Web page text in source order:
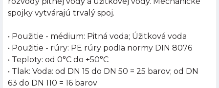
spojky vytvárajú trvalý spoj.
• Použitie - médium: Pitná voda; Úžitková voda
• Použitie - rúry: PE rúry podľa normy DIN 8076
• Teploty: od 0°C do +50°C
• Tlak: Voda: od DN 15 do DN 50 = 25 barov; od DN
63 do DN 110 = 16 barov